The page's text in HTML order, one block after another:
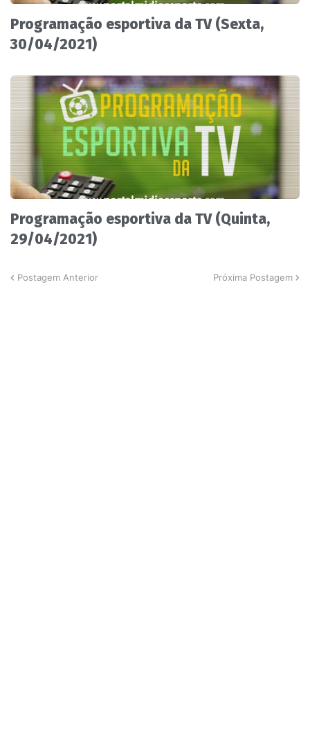
Programação esportiva da TV (Sexta,
30/04/2021)
Programação esportiva da TV (Quinta,
29/04/2021)
Postagem Anterior Próxima Postagem